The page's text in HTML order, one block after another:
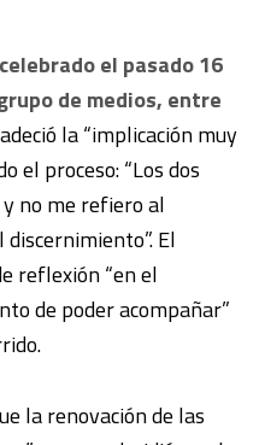
el pasado 16
de medios, entre
la “implicación muy
el proceso: “Los dos
no me refiero al
El
reflexión “en el
de poder acompañar”
la renovación de las